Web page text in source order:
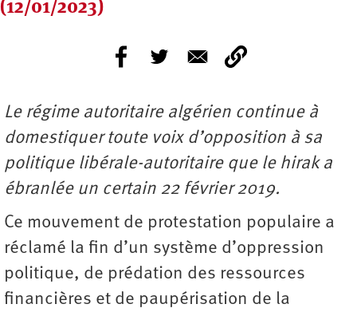
(12/01/2023)
Le régime autoritaire algérien continue à
domestiquer toute voix d’opposition à sa
politique libérale-autoritaire que le hirak a
ébranlée un certain 22 février 2019.
Ce mouvement de protestation populaire a
réclamé la fin d’un système d’oppression
politique, de prédation des ressources
financières et de paupérisation de la